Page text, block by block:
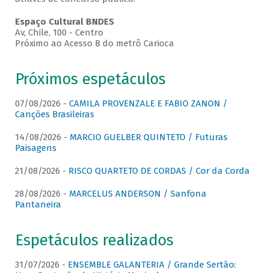
Espaço Cultural BNDES
Av, Chile, 100 - Centro
Próximo ao Acesso B do metrô Carioca
Próximos espetáculos
07/08/2026 - CAMILA PROVENZALE E FABIO ZANON /
Canções Brasileiras
14/08/2026 - MARCIO GUELBER QUINTETO / Futuras
Paisagens
21/08/2026 - RISCO QUARTETO DE CORDAS / Cor da Corda
28/08/2026 - MARCELUS ANDERSON / Sanfona
Pantaneira
Espetáculos realizados
31/07/2026 - ENSEMBLE GALANTERIA / Grande Sertão: